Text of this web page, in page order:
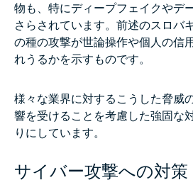
物も、特にディープフェイクやデ
さらされています。前述のスロバ
の種の攻撃が世論操作や個人の信
れうるかを示すものです。
様々な業界に対するこうした脅威
響を受けることを考慮した強固な
りにしています。
サイバー攻撃への対策